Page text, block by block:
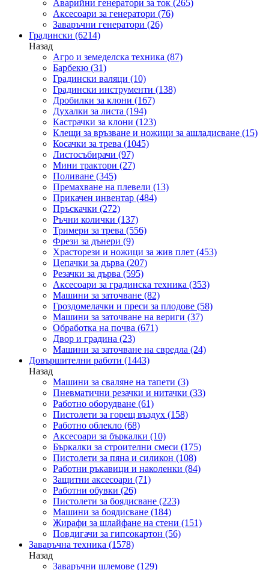
Аварийни генератори за ток (265)
Аксесоари за генератори (76)
Заваръчни генератори (26)
Градински (6214)
Назад
Агро и земеделска техника (87)
Барбекю (31)
Градински валяци (10)
Градински инструменти (138)
Дробилки за клони (167)
Духалки за листа (194)
Кастрачки за клони (123)
Клещи за връзване и ножици за ашладисване (15)
Косачки за трева (1045)
Листосъбирачи (97)
Мини трактори (27)
Поливане (345)
Премахване на плевели (13)
Прикачен инвентар (484)
Пръскачки (272)
Ръчни колички (137)
Тримери за трева (556)
Фрези за дънери (9)
Храсторези и ножици за жив плет (453)
Цепачки за дърва (207)
Резачки за дърва (595)
Аксесоари за градинска техника (353)
Машини за заточване (82)
Гроздомелачки и преси за плодове (58)
Машини за заточване на вериги (37)
Обработка на почва (671)
Двор и градина (23)
Машини за заточване на свредла (24)
Довършителни работи (1443)
Назад
Машини за сваляне на тапети (3)
Пневматични резачки и нитачки (33)
Работно оборудване (61)
Пистолети за горещ въздух (158)
Работно облекло (68)
Аксесоари за бъркалки (10)
Бъркалки за строителни смеси (175)
Пистолети за пяна и силикон (108)
Работни ръкавици и наколенки (84)
Защитни аксесоари (71)
Работни обувки (26)
Пистолети за боядисване (223)
Машини за боядисване (184)
Жирафи за шлайфане на стени (151)
Повдигачи за гипсокартон (56)
Заваръчна техника (1578)
Назад
Заваръчни шлемове (129)